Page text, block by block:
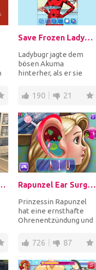
Save Frozen Ladybug
Ladybugr jagte dem
bösen Akuma
hinterher, als er sie
Sie zuerst das Eis und
be...
190 21
Driving Sim Rapunzel Ear Surgery
Prinzessin Rapunzel
hat eine ernsthafte
Ohrenentzündung und
Operation. Seien Sie
ih...
726 87